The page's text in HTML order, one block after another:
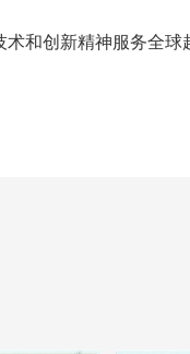
和创新精神服务全球